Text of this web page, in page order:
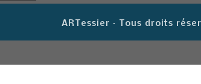
ARTessier · Tous droits